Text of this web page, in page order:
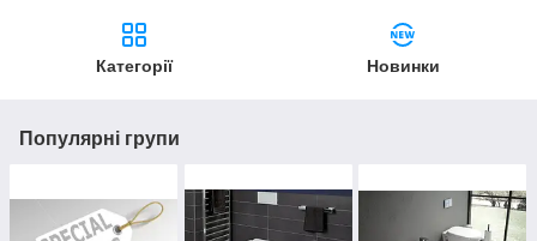
Категорії Новинки
Популярні групи